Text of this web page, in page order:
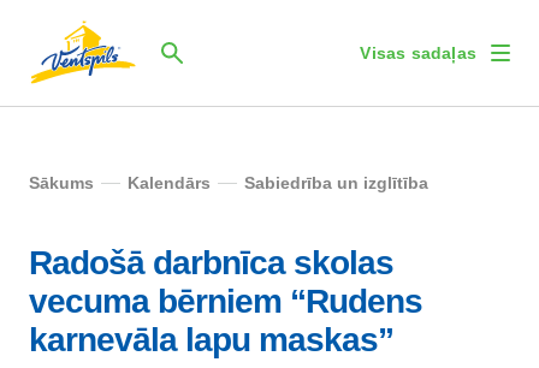
Visas sadaļas
Sākums Kalendārs Sabiedrība un izglītība
Radošā darbnīca skolas
vecuma bērniem “Rudens
karnevāla lapu maskas”